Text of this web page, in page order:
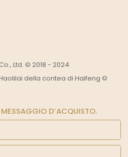
Ltd. © 2018 - 2024
della contea di Haifeng ©
D’ACQUISTO.